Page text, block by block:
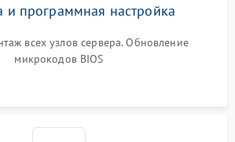
и программная настройка
всех узлов сервера. Обновление
микрокодов BIOS